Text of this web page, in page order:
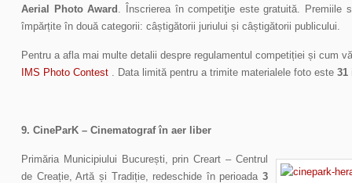
Aerial Photo Award . Înscrierea în competiţie este gratuită. Premiile
împărțite în două categorii: câștigătorii juriului și câștigătorii publicului.
Pentru a afla mai multe detalii despre regulamentul competiției și cum
IMS Photo Contest . Data limită pentru a trimite materialele foto este 31
9. CineParK – Cinematograf în aer liber
Primăria Municipiului București, prin Creart – Centrul
de Creație, Artă și Tradiție, redeschide în perioada 3